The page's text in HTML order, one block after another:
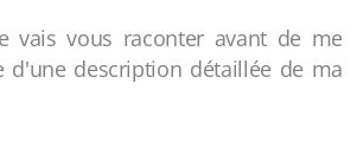
vais vous raconter avant de me
d'une description détaillée de ma